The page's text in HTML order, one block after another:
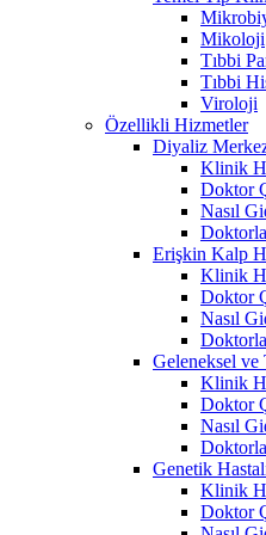
Mikoloji
Tıbbi
Tıbbi
Viroloji
Özellikli Hizmetler
Diyaliz
Klinik
Doktor
Nasıl
Erişkin Kalp
Klinik
Doktor
Nasıl
Geleneksel ve
Klinik
Doktor
Nasıl
Genetik
Klinik
Doktor